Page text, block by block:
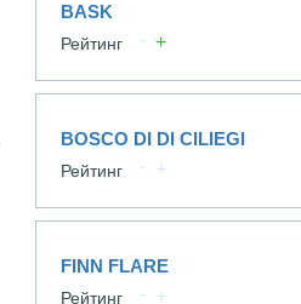
BASK
Рейтинг
BOSCO DI DI CILIEGI
Рейтинг
FINN FLARE
Рейтинг